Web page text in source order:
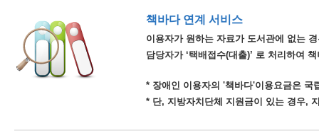
책바다 연계 서비스
이용자가 원하는 자료가 도서관에 없는
담당자가 ‘택배접수(대출)’ 로 처리하여
* 장애인 이용자의 '책바다'이용요금은 국
* 단, 지방자치단체 지원금이 있는 경우,